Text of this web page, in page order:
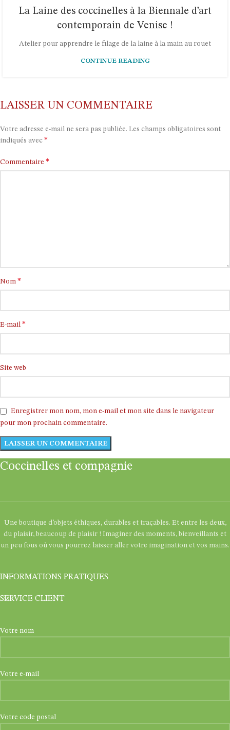
La Laine des coccinelles à la Biennale d’art
contemporain de Venise !
Atelier pour apprendre le filage de la laine à la main au rouet
CONTINUE READING
LAISSER UN COMMENTAIRE
Votre adresse e-mail ne sera pas publiée. Les champs obligatoires sont
indiqués avec *
Commentaire *
Nom *
E-mail *
Site web
Enregistrer mon nom, mon e-mail et mon site dans le navigateur
pour mon prochain commentaire.
Coccinelles et compagnie
Une boutique d’objets éthiques, durables et traçables. Et entre les deux,
du plaisir, beaucoup de plaisir ! Imaginer des moments, bienveillants et
un peu fous où vous pourrez laisser aller votre imagination et vos mains.
INFORMATIONS PRATIQUES
SERVICE CLIENT
Votre nom
Votre e-mail
Votre code postal